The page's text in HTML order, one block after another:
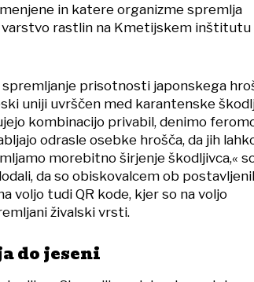
in katere organizme spremlja
varstvo rastlin na Kmetijskem inštitutu
spremljanje prisotnosti japonskega
uniji uvrščen med karantenske
kombinacijo privabil, denimo
odrasle osebke hrošča, da jih
morebitno širjenje škodljivca,«
da so obiskovalcem ob
voljo tudi QR kode, kjer so na voljo
živalski vrsti.
do jeseni